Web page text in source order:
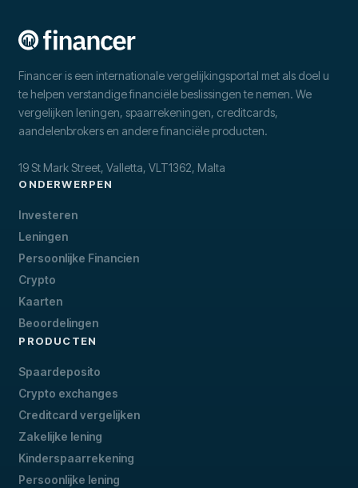
Financer is een internationale vergelijkingsportal met als doel u
te helpen verstandige financiële beslissingen te nemen. We
vergelijken leningen, spaarrekeningen, creditcards,
aandelenbrokers en andere financiële producten.
19 St Mark Street, Valletta, VLT1362, Malta
ONDERWERPEN
Investeren
Leningen
Persoonlijke Financien
Crypto
Kaarten
Beoordelingen
PRODUCTEN
Spaardeposito
Crypto exchanges
Creditcard vergelijken
Zakelijke lening
Kinderspaarrekening
Persoonlijke lening